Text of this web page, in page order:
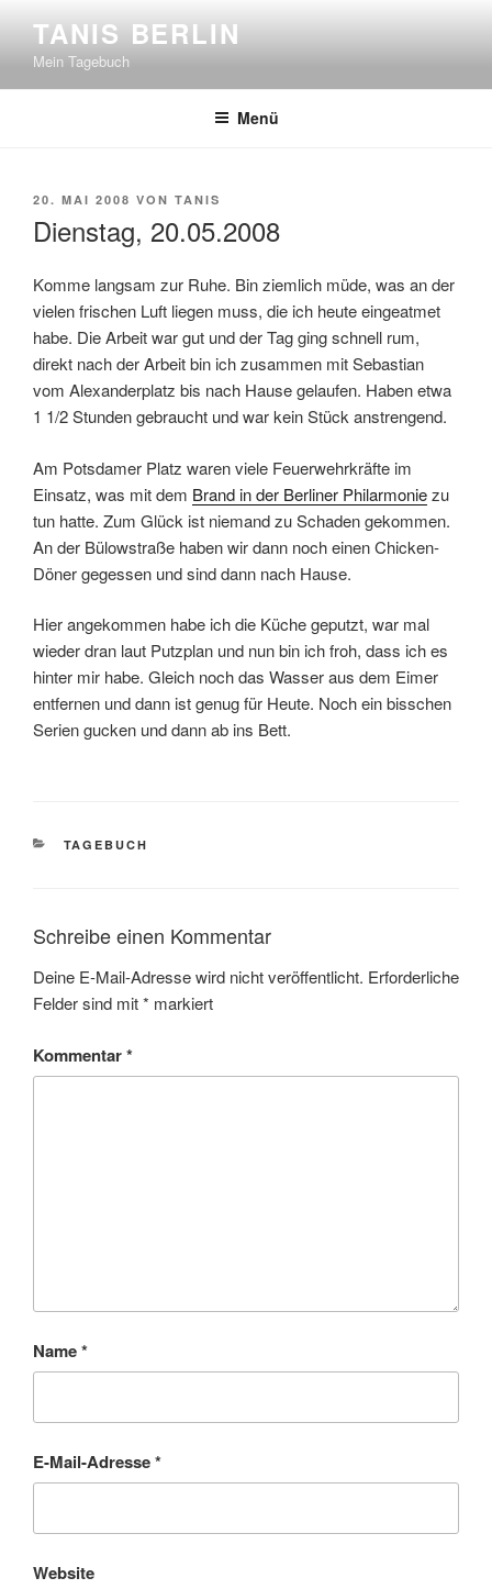
springen
TANIS BERLIN
Mein Tagebuch
Menü
VERÖFFENTLICHT
20. MAI 2008 VON TANIS
Dienstag, 20.05.2008
Komme langsam zur Ruhe. Bin ziemlich müde, was an der
vielen frischen Luft liegen muss, die ich heute eingeatmet
habe. Die Arbeit war gut und der Tag ging schnell rum,
direkt nach der Arbeit bin ich zusammen mit Sebastian
vom Alexanderplatz bis nach Hause gelaufen. Haben etwa
1 1/2 Stunden gebraucht und war kein Stück anstrengend.
Am Potsdamer Platz waren viele Feuerwehrkräfte im
Einsatz, was mit dem Brand in der Berliner Philarmoniezu
tun hatte. Zum Glück ist niemand zu Schaden gekommen.
An der Bülowstraße haben wir dann noch einen Chicken-
Döner gegessen und sind dann nach Hause.
Hier angekommen habe ich die Küche geputzt, war mal
wieder dran laut Putzplan und nun bin ich froh, dass ich es
hinter mir habe. Gleich noch das Wasser aus dem Eimer
entfernen und dann ist genug für Heute. Noch ein bisschen
Serien gucken und dann ab ins Bett.
KATEGORIEN
TAGEBUCH
Schreibe einen Kommentar
Deine E-Mail-Adresse wird nicht veröffentlicht. Erforderliche
Felder sind mit* markiert
Kommentar*
Name*
E-Mail-Adresse*
Website